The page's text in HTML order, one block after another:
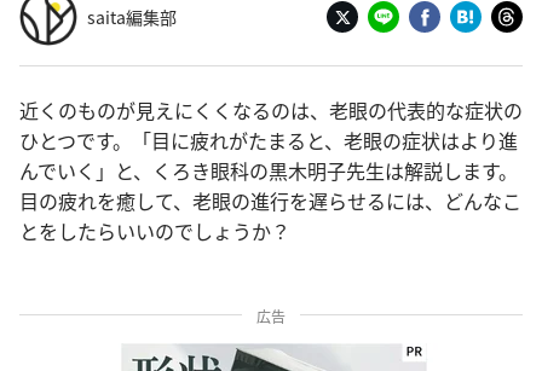
saita編集部
近くのものが見えにくくなるのは、老眼の代表的な症状の
ひとつです。「目に疲れがたまると、老眼の症状はより進
んでいく」と、くろき眼科の黒木明子先生は解説します。
目の疲れを癒して、老眼の進行を遅らせるには、どんなこ
とをしたらいいのでしょうか？
広告